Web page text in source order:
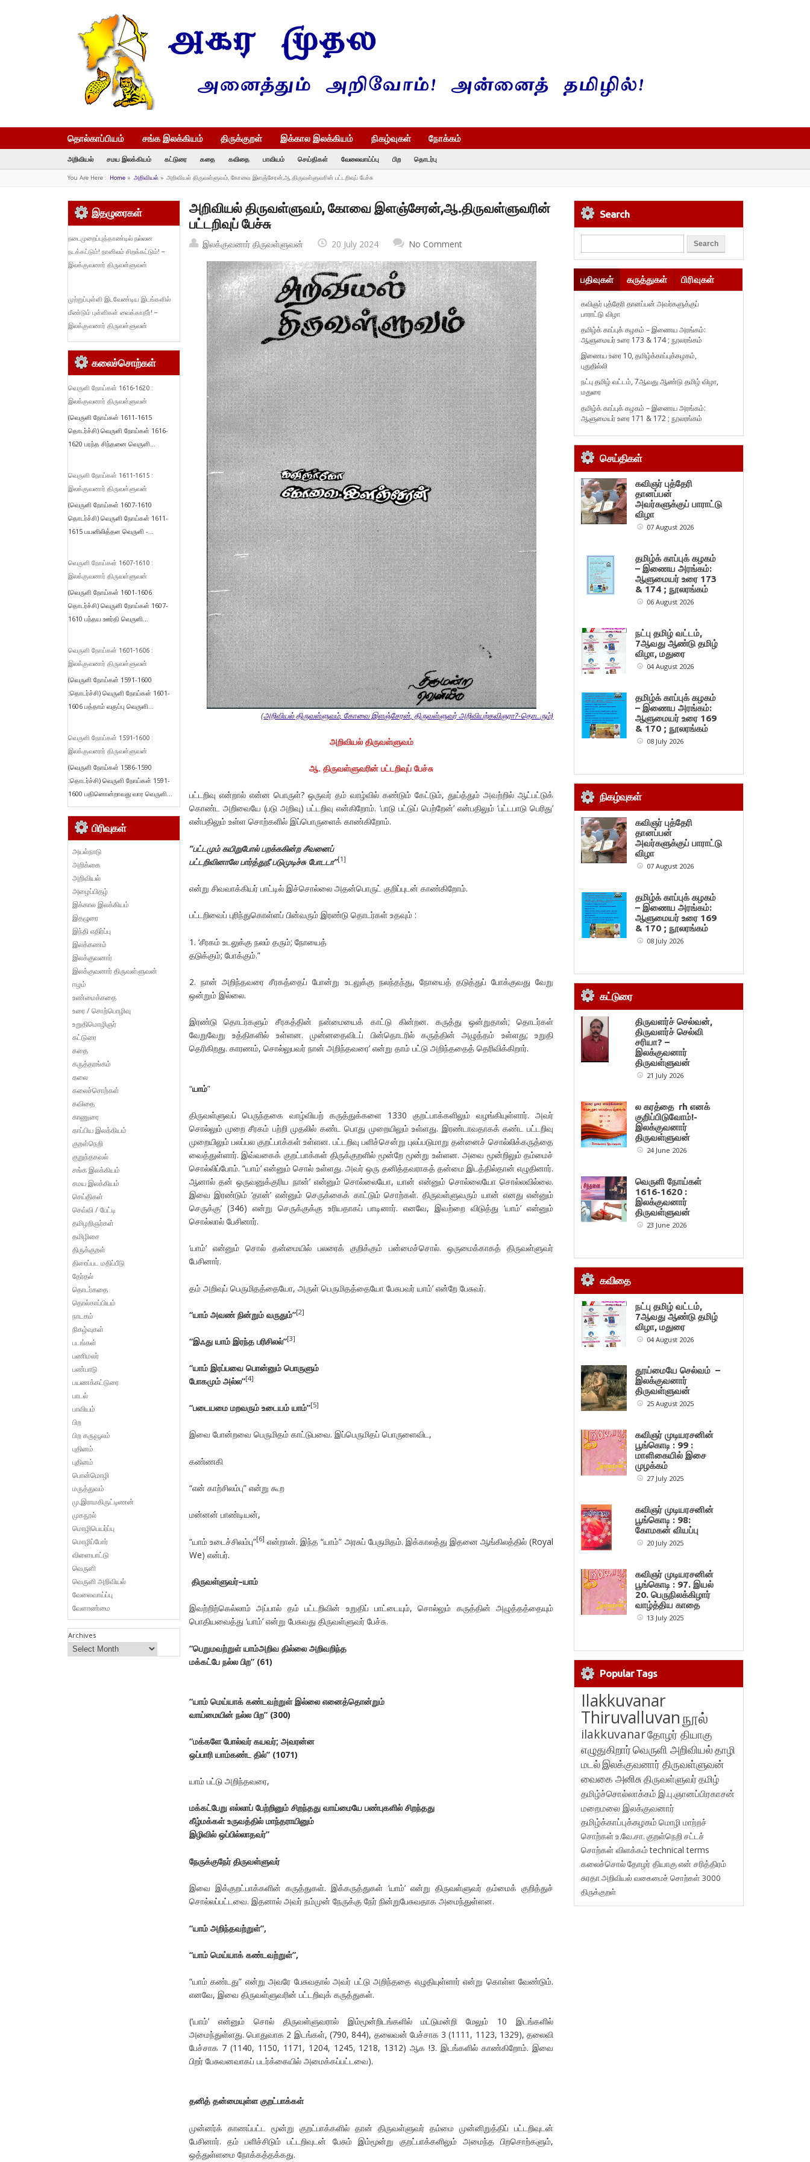
தொல்காப்பியம் சங்க இலக்கியம் திருக்குறள் இக்கால இலக்கியம் நிகழ்வுகள் நோக்கம்
அறிவியல் சமய இலக்கியம் கட்டுரை கதை கவிதை பாவியம் செய்திகள் வேலைவாய்ப்பு பிற தொடர்பு
You Are Here : Home» அறிவியல்» அறிவியல் திருவள்ளுவம், கோவை இளஞ்சேரன்,ஆ.திருவள்ளுவரின் பட்டறிவுப் பேச்சு
அறிவியல் திருவள்ளுவம், கோவை இளஞ்சேரன்,ஆ.திருவள்ளுவரின்
பட்டறிவுப் பேச்சு
இலக்குவனார் திருவள்ளுவன் 20 July 2024 No Comment
(அறிவியல் திருவள்ளுவம், கோவை இளஞ்சேரன், திருவள்ளுவர் அறிவியற்கவிஞரா?-தொடரும்)
அறிவியல் திருவள்ளுவம்
ஆ. திருவள்ளுவரின் பட்டறிவுப் பேச்சு
பட்டறிவு என்றால் என்ன பொருள்? ஒருவர் தம் வாழ்வில் கண்டும் கேட்டும், துய்த்தும் அவற்றில் ஆட்பட்டுக்
கொண்ட அறிவையே (படு அறிவு) பட்டறிவு என்கிறோம். ‘பாடு பட்டுப் பெற்றேன்’ என்பதிலும் ‘பட்டபாடு பெரிது’
என்பதிலும் உள்ள சொற்களில் இப்பொருளைக் காண்கிறோம்.
“பட்டமும் கயிறுபோல் பறக்ககின்ற சீவனைப்
பட்டறிவினாலே பார்த்துநீ படுமுடிச்சு போடடா”[1]
என்று சிவவாக்கியர் பாட்டில் இச்சொல்லை அதன்பொருட் குறிப்புடன் காண்கிறோம்.
பட்டறிவைப் புரிந்துகொள்ளப் பின்வரும் இரண்டு தொடர்கள் உதவும் :
1. ‘சீரகம் உடலுக்கு நலம் தரும்; நோயைத்
தடுக்கும்; போக்கும்.”
2. நான் அறிந்தவரை சீரகத்தைப் போன்று உடலுக்கு நலந்தந்து, நோயைத் தடுத்துப் போக்குவது வேறு
ஒன்றும் இல்லை.
இரண்டு தொடர்களும் சீரகத்தின் நன்மையைக் காட்டு கின்றன. கருத்து ஒன்றுதான்; தொடர்கள்
வேறுவேறு உத்திகளில் உள்ளன. முன்னதைவிடப் பின்தொடரில் கருத்தின் அழுத்தம் உள்ளது; உறுதி
தெரிகிறது. காரணம், சொல்லுபவர் நான் அறிந்தவரை’ என்று தாம் பட்டு அறிந்ததைத் தெரிவிக்கிறார்.
“யாம்”
திருவள்ளுவப் பெருந்தகை வாழ்வியற் கருத்துக்களை 1330 குறட்பாக்களிலும் வழங்கியுள்ளார். அவர்
சொல்லும் முறை சீரகம் பற்றி முதலில் கண்ட பொது முறையிலும் உள்ளது. இரண்டாவதாகக் கண்ட பட்டறிவு
முறையிலும் பலப்பல குறட்பாக்கள் உள்ளன. பட்டறிவு பளிச்சென்று புலப்படுமாறு தன்னைச் சொல்லிக்கருத்தை
வைத்துள்ளார். இவ்வகைக் குறட்பாக்கள் திருக்குறளில் மூன்றே மூன்று உள்ளன. அவை மூன்றிலும் தம்மைச்
சொல்லிப்போம். “யாம்’ என்னும் சொல் உள்ளது. அவர் ஒரு தனித்தவராகத் தன்மை இடத்தில்தான் எழுதினார்.
ஆனால் தன் ஒருவனுக்குரிய நான்’ என்னும் சொல்லையோ, யான் என்னும் சொல்லையோ சொல்லவில்லை.
இவை இரண்டும் ‘தான்’ என்னும் செருக்கைக் காட்டும் சொற்கள். திருவள்ளுவரும் யான் எனது என்னும்
செருக்கு’ (346) என்று செருக்குக்கு உரியதாகப் பாடினார். எனவே, இவற்றை விடுத்து ‘யாம்’ என்னும்
சொல்லால் பேசினார்.
‘யாம்’ என்னும் சொல் தன்மையில் பலரைக் குறிக்கும் பன்மைச்சொல். ஒருமைக்காகத் திருவள்ளுவர்
பேசினார்.
தம் அறிவுப் பெருமிதத்தையோ, அருள் பெருமிதத்தையோ பேசுபவர் யாம்’ என்றே பேசுவர்.
“யாம் அவண் நின்றும் வருதும்”[2]
“இஃது யாம் இரந்த பரிசிலல்”[3]
“யாம் இரப்பவை பொன்னும் பொருளும்
போகமும் அல்ல”[4]
“படையமை மறவரும் உடையம் யாம்”[5]
இவை போன்றவை பெருமிதம் காட்டுபவை. இப்பெருமிதப் பொருளைவிட,
கண்ணகி
“என் காற்சிலம்பு” என்று கூற
மன்னன் பாண்டியன்,
“யாம் உடைச்சிலம்பு”[6] என்றான். இந்த “யாம்” அரசுப் பேருமிதம். இக்காலத்து இதனை ஆங்கிலத்தில் (Royal
We) என்பர்.
திருவள்ளுவர்–யாம்
இவற்றிற்கெல்லாம் அப்பால் தம் பட்டறிவின் உறுதிப் பாட்டையும், சொல்லும் கருத்தின் அழுத்தத்தையும்
பொதியவைத்து ‘யாம்’ என்று பேசுவது திருவள்ளுவர் பேச்சு.
“பெறுமவற்றுள் யாம்அறிவ தில்லை அறிவறிந்த
மக்கட்பே நல்ல பிற”(61)
“யாம் மெய்யாக் கண்டவற்றுள் இல்லை எனைத்தொன்றும்
வாய்மையின் நல்ல பிற”(300)
“மக்களே போல்வர் கயவர்; அவரன்ன
ஒப்பாரி யாம்கண்ட தில்”(1071)
யாம் பட்டு அறிந்தவரை,
மக்கட்பேறு எல்லாப் பேற்றினும் சிறந்தது வாய்மையே பண்புகளில் சிறந்தது
கீழ்மக்கள் உருவத்தில் மாந்தராயினும்
இழிவில் ஒப்பில்லாதவர்”
நேருக்குநேர் திருவள்ளுவர்
இவை இக்குறட்பாக்களின் கருத்துகள். இக்கருத்துகள் ‘யாம்’ என்று திருவள்ளுவர் தம்மைக் குறித்துச்
சொல்லப்பட்டவை. இதனால் அவர் நம்முன் நேருக்கு நேர் நின்றுபேசுவதாக அமைந்துள்ளன.
“யாம் அறிந்தவற்றுள்”,
“யாம் மெய்யாக் கண்டவற்றுள்”,
“யாம் கண்டது” என்று அவரே பேசுவதால் அவர் பட்டு அறிந்ததை எழுதியுள்ளார் என்று கொள்ள வேண்டும்.
எனவே, இவை திருவள்ளுவரின் பட்டறிவுக் கருத்துகள்.
(‘யாம்’ என்னும் சொல் திருவள்ளுவரால் இம்மூன்றிடங்களில் மட்டுமன்றி மேலும் 10 இடங்களில்
அமைந்துள்ளது. பொதுவாக 2 இடங்கள், (790, 844), தலைவன் பேச்சாக 3 (1111, 1123, 1329), தலைவி
பேச்சாக 7 (1140, 1150, 1171, 1204, 1245, 1218, 1312) ஆக !3. இடங்களில் காண்கிறோம். இவை
பிறர் பேசுவனவாகப் படர்க்கையில் அமைக்கப்பட்டவை).
தனித் தன்மையுள்ள குறட்பாக்கள்
முன்னர்க் காணப்பட்ட மூன்று குறட்பாக்களில் தான் திருவள்ளுவர் தம்மை முன்னிறுத்திப் பட்டறிவுடன்
பேசினார். தம் பளிச்சிடும் பட்டறிவுடன் பேசும் இம்மூன்று குறட்பாக்களிலும் அமைந்த பிறசொற்களும்,
ஒத்துள்ளமை நோக்கத்தக்கது.
இதழுரைகள்
நடைமுறைப்புத்தாண்டில் நல்லன
நடக்கட்டும்! நானிலம் சிறக்கட்டும்! –
இலக்குவனார் திருவள்ளுவன்
முற்றுப்புள்ளி இடவேண்டிய இடங்களில்
மீண்டும் புள்ளிகள் வைக்காதீர்! –
இலக்குவனார் திருவள்ளுவன்
கலைச்சொற்கள்
வெருளி நோய்கள் 1616-1620 :
இலக்குவனார் திருவள்ளுவன்
(வெருளி நோய்கள் 1611-1615
தொடர்ச்சி) வெருளி நோய்கள் 1616-
1620 பரந்த சிந்தனை வெருளி...
வெருளி நோய்கள் 1611-1615 :
இலக்குவனார் திருவள்ளுவன்
(வெருளி நோய்கள் 1607-1610
தொடர்ச்சி) வெருளி நோய்கள் 1611-
1615 பயனிலித்தள வெருளி -...
வெருளி நோய்கள் 1607-1610 :
இலக்குவனார் திருவள்ளுவன்
(வெருளி நோய்கள் 1601-1606
தொடர்ச்சி) வெருளி நோய்கள் 1607-
1610 பந்தய ஊர்தி வெருளி...
வெருளி நோய்கள் 1601-1606 :
இலக்குவனார் திருவள்ளுவன்
(வெருளி நோய்கள் 1591-1600
:தொடர்ச்சி) வெருளி நோய்கள் 1601-
1606 பத்தாம் வகுப்பு வெருளி...
வெருளி நோய்கள் 1591-1600 :
இலக்குவனார் திருவள்ளுவன்
(வெருளி நோய்கள் 1586-1590
:தொடர்ச்சி) வெருளி நோய்கள் 1591-
1600 பதினொன்றாவது வார வெருளி...
பிரிவுகள்
அயல்நாடு
அறிக்கை
அறிவியல்
அழைப்பிதழ்
இக்கால இலக்கியம்
இதழுரை
இந்தி எதிர்ப்பு
இலக்கணம்
இலக்குவனார்
இலக்குவனார் திருவள்ளுவன்
ஈழம்
உண்மைக்கதை
உரை / சொற்பொழிவு
உறுதிமொழிஞர்
கட்டுரை
கதை
கருத்தரங்கம்
கலை
கலைச்சொற்கள்
கவிதை
காணுரை
காப்பிய இலக்கியம்
குறள்நெறி
குறுந்தகவல்
சங்க இலக்கியம்
சமய இலக்கியம்
செய்திகள்
செவ்வி / பேட்டி
தமிழறிஞர்கள்
தமிழிசை
திருக்குறள்
திரைப்பட மதிப்பீடு
தேர்தல்
தொடர்கதை
தொல்காப்பியம்
நாடகம்
நிகழ்வுகள்
படங்கள்
பணிமலர்
பண்பாடு
பயணக்கட்டுரை
பாடல்
பாவியம்
பிற
பிற கருவூலம்
புதினம்
புதினம்
பொன்மொழி
மருத்துவம்
மு.இராமகிருட்டிணன்
முகநூல்
மொழிபெயர்ப்பு
மொழிப்போர்
விளையாட்டு
வெருளி
வெருளி அறிவியல்
வேலைவாய்ப்பு
வேளாண்மை
Archives
Search
பதிவுகள் கருத்துகள் பிரிவுகள்
கவிஞர் புத்தேரி தானப்பன் அவர்களுக்குப்
பாராட்டு விழா
தமிழ்க் காப்புக் கழகம் – இணைய அரங்கம்:
ஆளுமையர் உரை 173 & 174 ; நூலரங்கம்
இணைய உரை 10, தமிழ்க்காப்புக்கழகம்,
புதுதில்லி
நட்பு தமிழ் வட்டம், 7ஆவது ஆண்டு தமிழ் விழா,
மதுரை
தமிழ்க் காப்புக் கழகம் – இணைய அரங்கம்:
ஆளுமையர் உரை 171 & 172 ; நூலரங்கம்
செய்திகள்
கவிஞர் புத்தேரி
தானப்பன்
அவர்களுக்குப் பாராட்டு
விழா
07 August 2026
தமிழ்க் காப்புக் கழகம்
– இணைய அரங்கம்:
ஆளுமையர் உரை 173
& 174 ; நூலரங்கம்
06 August 2026
நட்பு தமிழ் வட்டம்,
7ஆவது ஆண்டு தமிழ்
விழா, மதுரை
04 August 2026
தமிழ்க் காப்புக் கழகம்
– இணைய அரங்கம்:
ஆளுமையர் உரை 169
& 170 ; நூலரங்கம்
08 July 2026
நிகழ்வுகள்
கவிஞர் புத்தேரி
தானப்பன்
அவர்களுக்குப் பாராட்டு
விழா
07 August 2026
தமிழ்க் காப்புக் கழகம்
– இணைய அரங்கம்:
ஆளுமையர் உரை 169
& 170 ; நூலரங்கம்
08 July 2026
கட்டுரை
திருவளர்ச் செல்வன்,
திருவளர்ச் செல்வி
சரியா? –
இலக்குவனார்
திருவள்ளுவன்
21 July 2026
ல கரத்தை rh எனக்
குறிப்பிடுவோம்!-
இலக்குவனார்
திருவள்ளுவன்
24 June 2026
வெருளி நோய்கள்
1616-1620 :
இலக்குவனார்
திருவள்ளுவன்
23 June 2026
கவிதை
நட்பு தமிழ் வட்டம்,
7ஆவது ஆண்டு தமிழ்
விழா, மதுரை
04 August 2026
தூய்மையே செல்வம் –
இலக்குவனார்
திருவள்ளுவன்
25 August 2025
கவிஞர் முடியரசனின்
பூங்கொடி : 99 :
மாளிகையில் இசை
முழக்கம்
27 July 2025
கவிஞர் முடியரசனின்
பூங்கொடி : 98:
கோமகன் வியப்பு
20 July 2025
கவிஞர் முடியரசனின்
பூங்கொடி : 97. இயல்
20. பெருநிலக்கிழார்
வாழ்த்திய காதை
13 July 2025
Popular Tags
Ilakkuvanar
Thiruvalluvanநூல்
ilakkuvanarதோழர் தியாகு
எழுதுகிறார்வெருளி அறிவியல்தாழி
மடல்இலக்குவனார் திருவள்ளுவன்
வைகை அனிசுதிருவள்ளுவர்தமிழ்
தமிழ்ச்சொல்லாக்கம் இ.பு.ஞானப்பிரகாசன்
மறைமலை இலக்குவனார்
தமிழ்க்காப்புக்கழகம் மொழி மாற்றச்
சொற்கள்உ.வே.சா. குறள்நெறி சட்டச்
சொற்கள் விளக்கம்technical terms
கலைச்சொல்தோழர் தியாகுஎன் சரித்திரம்
சுரதாஅறிவியல் வகைமைச் சொற்கள் 3000
திருக்குறள்